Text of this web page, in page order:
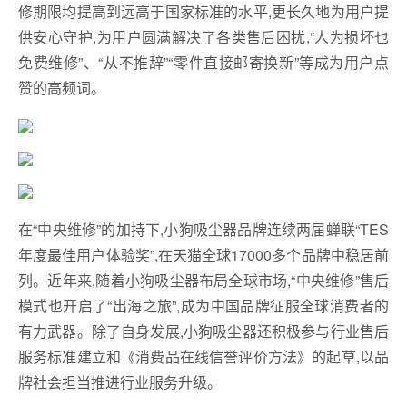
修期限均提高到远高于国家标准的水平,更长久地为用户提
供安心守护,为用户圆满解决了各类售后困扰,“人为损坏也
免费维修”、“从不推辞”“零件直接邮寄换新”等成为用户点
赞的高频词。
在“中央维修”的加持下,小狗吸尘器品牌连续两届蝉联“TES
年度最佳用户体验奖”,在天猫全球17000多个品牌中稳居前
列。近年来,随着小狗吸尘器布局全球市场,“中央维修”售后
模式也开启了“出海之旅”,成为中国品牌征服全球消费者的
有力武器。除了自身发展,小狗吸尘器还积极参与行业售后
服务标准建立和《消费品在线信誉评价方法》的起草,以品
牌社会担当推进行业服务升级。